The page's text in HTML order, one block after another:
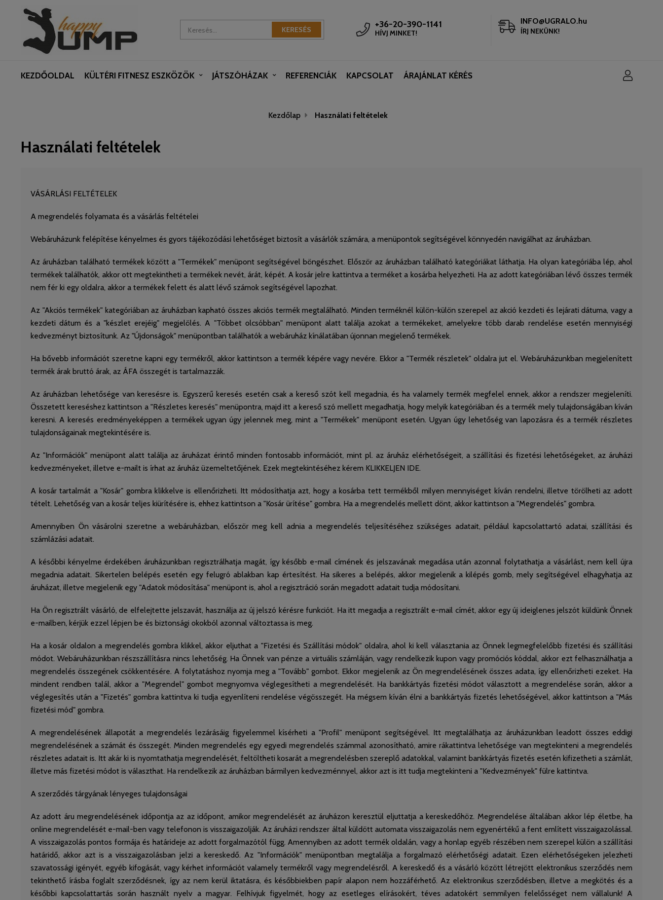
KERESÉS +36-20-390-1141
HÍVJ MINKET!
INFO@UGRALO.hu
ÍRJ NEKÜNK!
KEZDŐOLDAL KÜLTÉRI FITNESZ ESZKÖZÖK JÁTSZÓHÁZAK REFERENCIÁK KAPCSOLAT ÁRAJÁNLAT KÉRÉS
Kezdőlap Használati feltételek
Használati feltételek
VÁSÁRLÁSI FELTÉTELEK
A megrendelés folyamata és a vásárlás feltételei
Webáruházunk felépítése kényelmes és gyors tájékozódási lehetőséget biztosít a vásárlók számára, a menüpontok segítségével könnyedén navigálhat az áruházban.
Az áruházban található termékek között a "Termékek" menüpont segítségével böngészhet. Először az áruházban található kategóriákat láthatja. Ha olyan kategóriába lép, ahol
termékek találhatók, akkor ott megtekintheti a termékek nevét, árát, képét. A kosár jelre kattintva a terméket a kosárba helyezheti. Ha az adott kategóriában lévő összes termék
nem fér ki egy oldalra, akkor a termékek felett és alatt lévő számok segítségével lapozhat.
Az "Akciós termékek" kategóriában az áruházban kapható összes akciós termék megtalálható. Minden terméknél külön-külön szerepel az akció kezdeti és lejárati dátuma, vagy a
kezdeti dátum és a "készlet erejéig" megjelölés. A "Többet olcsóbban" menüpont alatt találja azokat a termékeket, amelyekre több darab rendelése esetén mennyiségi
kedvezményt biztosítunk. Az "Újdonságok" menüpontban találhatók a webáruház kínálatában újonnan megjelenő termékek.
Ha bővebb információt szeretne kapni egy termékről, akkor kattintson a termék képére vagy nevére. Ekkor a "Termék részletek" oldalra jut el. Webáruházunkban megjelenített
termék árak bruttó árak, az ÁFA összegét is tartalmazzák.
Az áruházban lehetősége van keresésre is. Egyszerű keresés esetén csak a kereső szót kell megadnia, és ha valamely termék megfelel ennek, akkor a rendszer megjeleníti.
Összetett kereséshez kattintson a "Részletes keresés" menüpontra, majd itt a kereső szó mellett megadhatja, hogy melyik kategóriában és a termék mely tulajdonságában kíván
keresni. A keresés eredményeképpen a termékek ugyan úgy jelennek meg, mint a "Termékek" menüpont esetén. Ugyan úgy lehetőség van lapozásra és a termék részletes
tulajdonságainak megtekintésére is.
Az "Információk" menüpont alatt találja az áruházat érintő minden fontosabb információt, mint pl. az áruház elérhetőségeit, a szállítási és fizetési lehetőségeket, az áruházi
kedvezményeket, illetve e-mailt is írhat az áruház üzemeltetőjének. Ezek megtekintéséhez kérem KLIKKELJEN IDE.
A kosár tartalmát a "Kosár" gombra klikkelve is ellenőrizheti. Itt módosíthatja azt, hogy a kosárba tett termékből milyen mennyiséget kíván rendelni, illetve törölheti az adott
tételt. Lehetőség van a kosár teljes kiürítésére is, ehhez kattintson a "Kosár ürítése" gombra. Ha a megrendelés mellett dönt, akkor kattintson a "Megrendelés" gombra.
Amennyiben Ön vásárolni szeretne a webáruházban, először meg kell adnia a megrendelés teljesítéséhez szükséges adatait, például kapcsolattartó adatai, szállítási és
számlázási adatait.
A későbbi kényelme érdekében áruházunkban regisztrálhatja magát, így később e-mail címének és jelszavának megadása után azonnal folytathatja a vásárlást, nem kell újra
megadnia adatait. Sikertelen belépés esetén egy felugró ablakban kap értesítést. Ha sikeres a belépés, akkor megjelenik a kilépés gomb, mely segítségével elhagyhatja az
áruházat, illetve megjelenik egy "Adatok módosítása" menüpont is, ahol a regisztráció során megadott adatait tudja módosítani.
Ha Ön regisztrált vásárló, de elfelejtette jelszavát, használja az új jelszó kérésre funkciót. Ha itt megadja a regisztrált e-mail címét, akkor egy új ideiglenes jelszót küldünk Önnek
e-mailben, kérjük ezzel lépjen be és biztonsági okokból azonnal változtassa is meg.
Ha a kosár oldalon a megrendelés gombra klikkel, akkor eljuthat a "Fizetési és Szállítási módok" oldalra, ahol ki kell választania az Önnek legmegfelelőbb fizetési és szállítási
módot. Webáruházunkban részszállításra nincs lehetőség. Ha Önnek van pénze a virtuális számláján, vagy rendelkezik kupon vagy promóciós kóddal, akkor ezt felhasználhatja a
megrendelés összegének csökkentésére. A folytatáshoz nyomja meg a "Tovább" gombot. Ekkor megjelenik az Ön megrendelésének összes adata, így ellenőrizheti ezeket. Ha
mindent rendben talál, akkor a "Megrendel" gombot megnyomva véglegesítheti a megrendelését. Ha bankkártyás fizetési módot választott a megrendelése során, akkor a
véglegesítés után a "Fizetés" gombra kattintva ki tudja egyenlíteni rendelése végösszegét. Ha mégsem kíván élni a bankkártyás fizetés lehetőségével, akkor kattintson a "Más
fizetési mód" gombra.
A megrendelésének állapotát a megrendelés lezárásáig figyelemmel kísérheti a "Profil" menüpont segítségével. Itt megtalálhatja az áruházunkban leadott összes eddigi
megrendelésének a számát és összegét. Minden megrendelés egy egyedi megrendelés számmal azonosítható, amire rákattintva lehetősége van megtekinteni a megrendelés
részletes adatait is. Itt akár ki is nyomtathatja megrendelését, feltöltheti kosarát a megrendelésben szereplő adatokkal, valamint bankkártyás fizetés esetén kifizetheti a számlát,
illetve más fizetési módot is választhat. Ha rendelkezik az áruházban bármilyen kedvezménnyel, akkor azt is itt tudja megtekinteni a "Kedvezmények" fülre kattintva.
A szerződés tárgyának lényeges tulajdonságai
Az adott áru megrendelésének időpontja az az időpont, amikor megrendelését az áruházon keresztül eljuttatja a kereskedőhöz. Megrendelése általában akkor lép életbe, ha
online megrendelését e-mail-ben vagy telefonon is visszaigazolják. Az áruházi rendszer által küldött automata visszaigazolás nem egyenértékű a fent említett visszaigazolással.
A visszaigazolás pontos formája és határideje az adott forgalmazótól függ. Amennyiben az adott termék oldalán, vagy a honlap egyéb részében nem szerepel külön a szállítási
határidő, akkor azt is a visszaigazolásban jelzi a kereskedő. Az "Információk" menüpontban megtalálja a forgalmazó elérhetőségi adatait. Ezen elérhetőségeken jelezheti
szavatossági igényét, egyéb kifogását, vagy kérhet információt valamely termékről vagy megrendelésről. A kereskedő és a vásárló között létrejött elektronikus szerződés nem
tekinthető írásba foglalt szerződésnek, így az nem kerül iktatásra, és későbbiekben papír alapon nem hozzáférhető. Az elektronikus szerződésben, illetve a megkötés és a
későbbi kapcsolattartás során használt nyelv a magyar. Felhívjuk figyelmét, hogy az esetleges elírásokért, téves adatokért semmilyen felelősséget nem vállalunk! A